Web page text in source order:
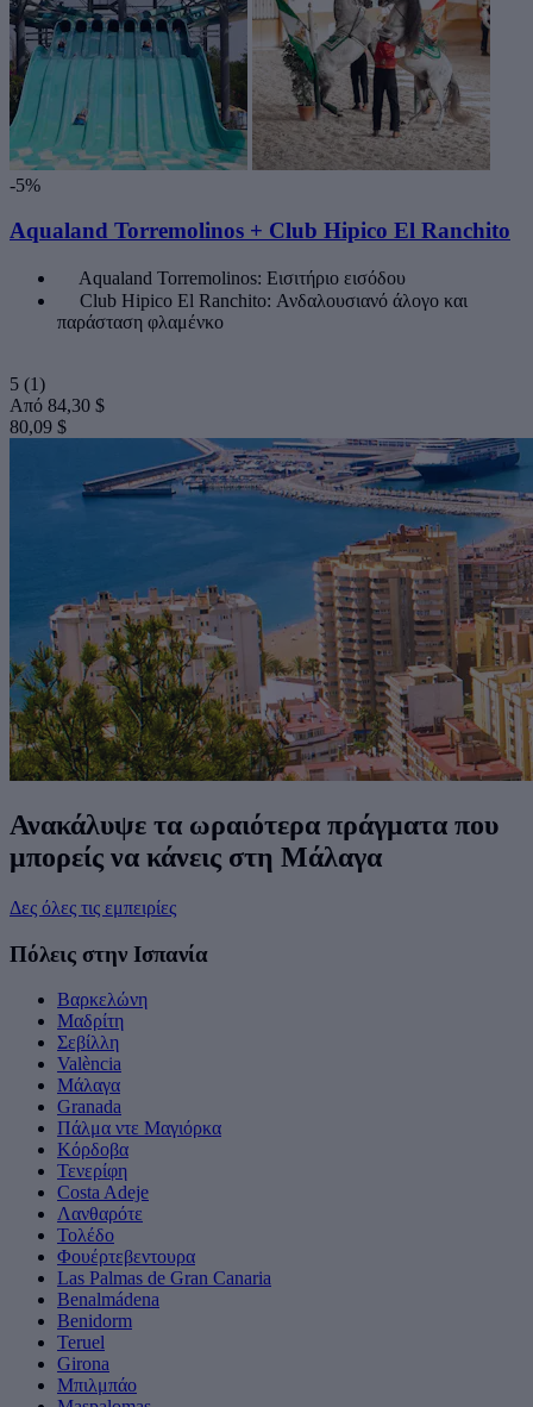
-5%
Aqualand Torremolinos + Club Hipico El Ranchito
Aqualand Torremolinos: Εισιτήριο εισόδου
Club Hipico El Ranchito: Ανδαλουσιανό άλογο και
παράσταση φλαμένκο
5 (1)
Από 84,30 $
80,09 $
Ανακάλυψε τα ωραιότερα πράγματα που
μπορείς να κάνεις στη Μάλαγα
Δες όλες τις εμπειρίες
Πόλεις στην Ισπανία
Βαρκελώνη
Μαδρίτη
Σεβίλλη
València
Μάλαγα
Granada
Πάλμα ντε Μαγιόρκα
Κόρδοβα
Τενερίφη
Costa Adeje
Λανθαρότε
Τολέδο
Φουέρτεβεντουρα
Las Palmas de Gran Canaria
Benalmádena
Benidorm
Teruel
Girona
Μπιλμπάο